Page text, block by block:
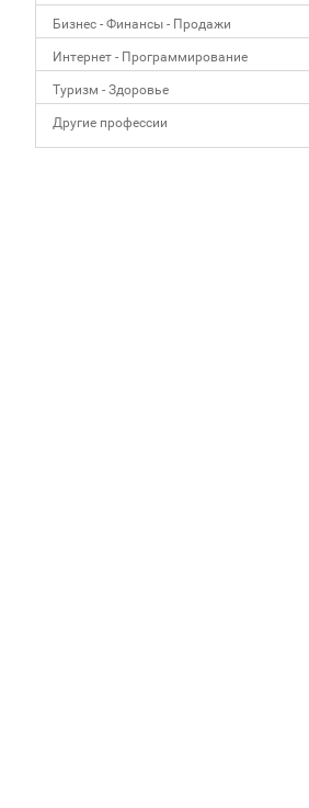
Бизнес - Финансы - Продажи
Интернет - Программирование
Туризм - Здоровье
Другие профессии